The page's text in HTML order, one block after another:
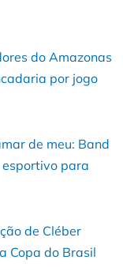
do Amazonas
por jogo
de meu: Band
para
de Cléber
Copa do Brasil